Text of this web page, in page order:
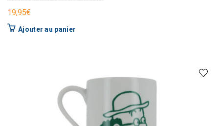
19,95€
Ajouter au panier